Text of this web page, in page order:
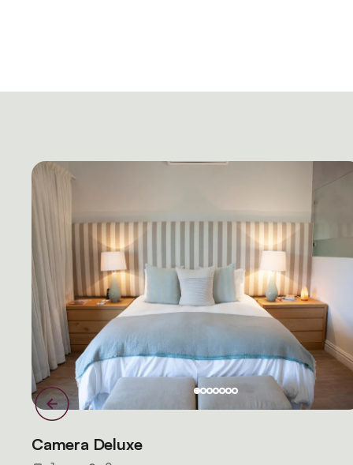
Camera Deluxe